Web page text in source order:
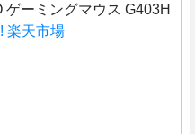
ゲーミングマウス G403H
楽天市場